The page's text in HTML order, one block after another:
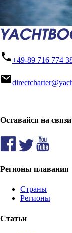
phone+49-89 716 774
mail
Оставайся на связи
Регионы плавания
Страны
Регионы
Статьи